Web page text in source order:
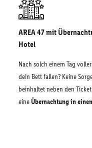
AREA 47 mit
Hotel
Nach solch einem Tag
dein Bett fallen? Keine
beinhaltet neben den
eine Übernachtung in